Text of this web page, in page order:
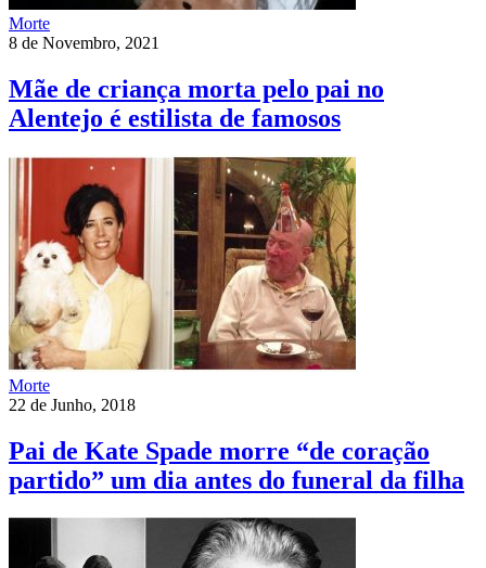
Morte
8 de Novembro, 2021
Mãe de criança morta pelo pai no
Alentejo é estilista de famosos
Morte
22 de Junho, 2018
Pai de Kate Spade morre “de coração
partido” um dia antes do funeral da filha